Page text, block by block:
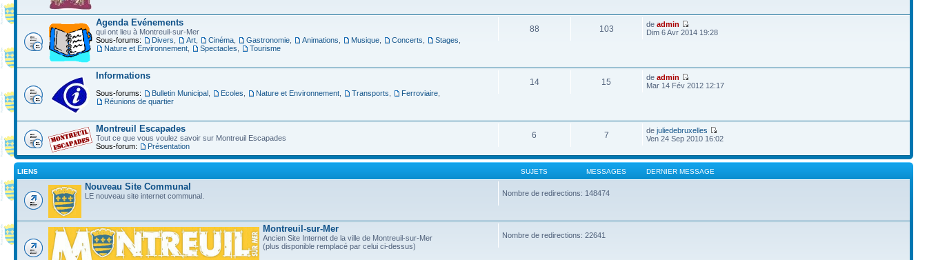
Agenda Evénements
qui ont lieu à Montreuil-sur-Mer
Sous-forums:
Divers Art Cinéma Gastronomie Animations Musique Concerts Stages
Nature et Environnement
Spectacles Tourisme
88 103 deadmin
Dim 6 Avr 2014 19:28
Informations
Sous-forums: Bulletin Municipal Ecoles Nature et Environnement Transports Ferroviaire
Réunions de quartier
14 15 deadmin
Mar 14 Fév 2012 12:17
Montreuil Escapades
Tout ce que vous voulez savoir sur Montreuil Escapades
Sous-forum:
Présentation
6 7 dejuliedebruxelles
Ven 24 Sep 2010 16:02
LIENS SUJETS MESSAGES DERNIER MESSAGE
Nouveau Site Communal
LE nouveau site internet communal. Nombre de redirections: 148474
Montreuil-sur-Mer
Ancien Site Internet de la ville de Montreuil-sur-Mer
(plus disponible remplacé par celui ci-dessus)
Nombre de redirections: 22641